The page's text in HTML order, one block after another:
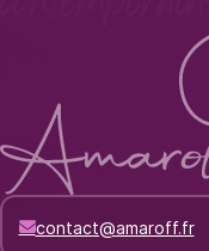
contact@amaroff.fr